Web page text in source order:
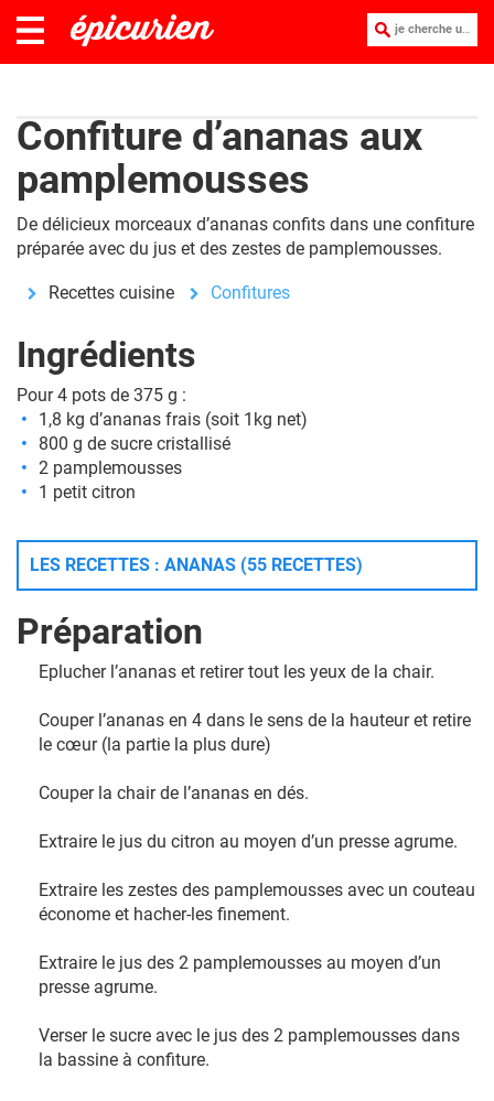
je cherche une recette :
Confiture d’ananas aux
pamplemousses
De délicieux morceaux d’ananas confits dans une confiture
préparée avec du jus et des zestes de pamplemousses.
Recettes cuisine Confitures
Ingrédients
Pour 4 pots de 375 g :
1,8 kg d’ananas frais (soit 1kg net)
800 g de sucre cristallisé
2 pamplemousses
1 petit citron
LES RECETTES : ANANAS (55 RECETTES)
Préparation
Eplucher l’ananas et retirer tout les yeux de la chair.
Couper l’ananas en 4 dans le sens de la hauteur et retire
le cœur (la partie la plus dure)
Couper la chair de l’ananas en dés.
Extraire le jus du citron au moyen d’un presse agrume.
Extraire les zestes des pamplemousses avec un couteau
économe et hacher-les finement.
Extraire le jus des 2 pamplemousses au moyen d’un
presse agrume.
Verser le sucre avec le jus des 2 pamplemousses dans
la bassine à confiture.